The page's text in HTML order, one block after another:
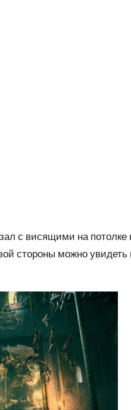
с висящими на
стороны можно